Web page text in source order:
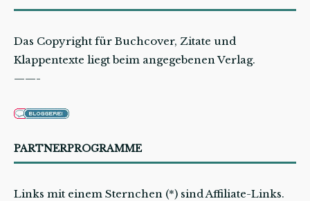
Das Copyright für Buchcover, Zitate und
Klappentexte liegt beim angegebenen Verlag.
——-
PARTNERPROGRAMME
Links mit einem Sternchen (*) sind Affiliate-Links.